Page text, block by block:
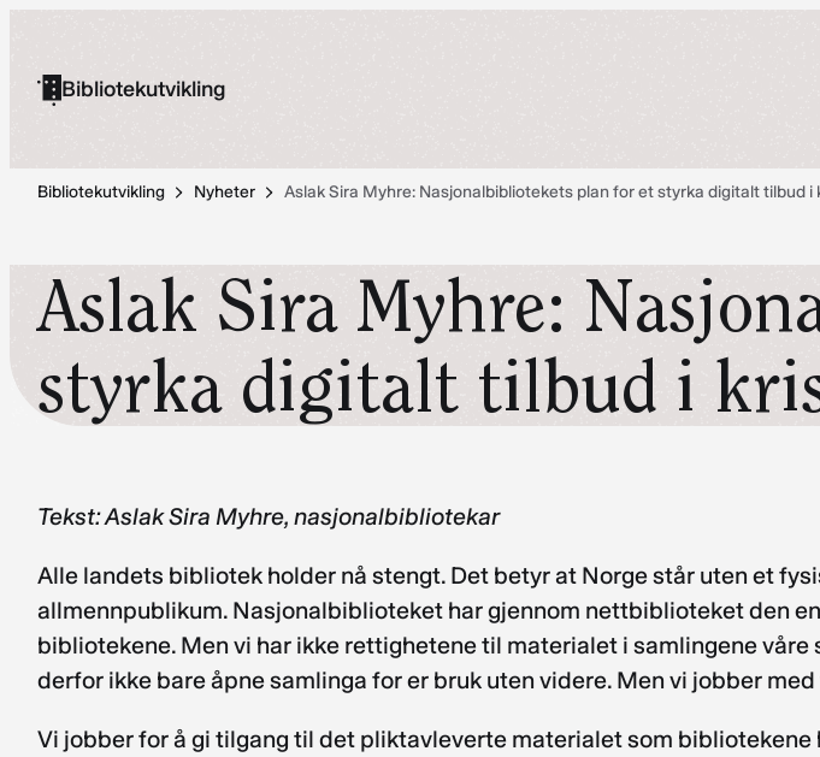
innholdBibliotekutvikling
Bibliotekutvikling Nyheter Aslak Sira Myhre: Nasjonalbibliotekets plan for et styrka digitalt tilbud i
Aslak Sira Myhre:
styrka digitalt tilbud i
Tekst: Aslak Sira Myhre, nasjonalbibliotekar
Alle landets bibliotek holder nå stengt. Det betyr at Norge står uten et
allmennpublikum. Nasjonalbiblioteket har gjennom nettbiblioteket den
bibliotekene. Men vi har ikke rettighetene til materialet i samlingene
derfor ikke bare åpne samlinga for er bruk uten videre. Men vi jobber
Vi jobber for å gi tilgang til det pliktavleverte materialet som bibliotekene